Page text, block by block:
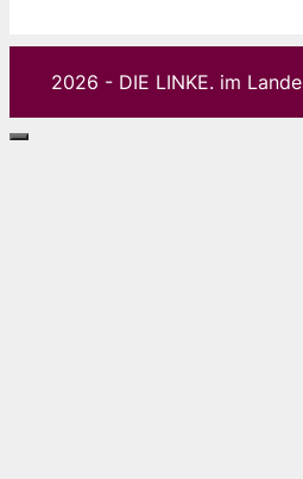
2026 - DIE LINKE. im
Schließen